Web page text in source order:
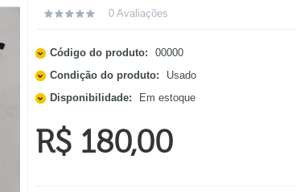
0 Avaliações
Código do produto:
00000
Condição do produto:
Usado
Disponibilidade:
Em estoque
R$ 180,00